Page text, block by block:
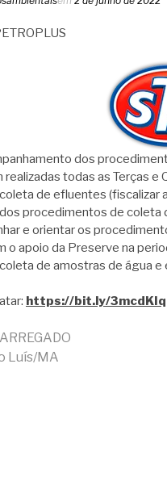
dos
todas as Terças e
de efluentes (fiscalizar
procedimentos de coleta
e orientar os
o apoio da Preserve na
de amostras de água
https://bit.ly/3mcdKIq
Luís/MA